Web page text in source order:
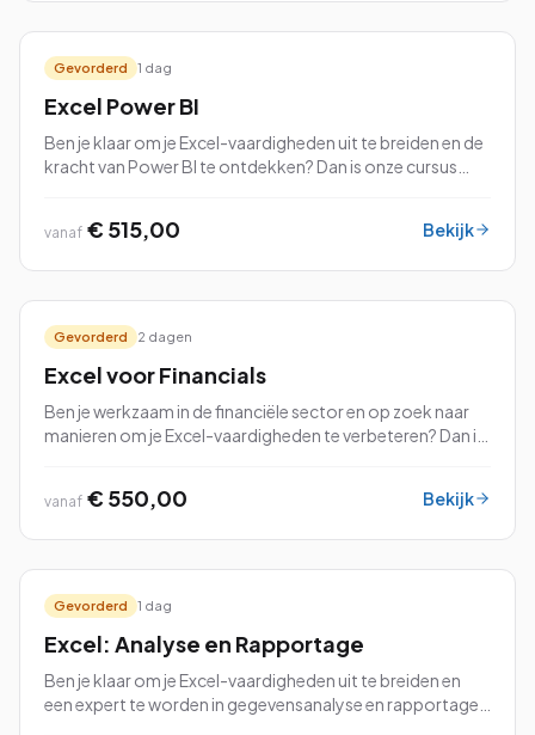
Gevorderd 1 dag
Excel Power BI
Ben je klaar om je Excel-vaardigheden uit te breiden en de
kracht van Power BI te ontdekken? Dan is onze cursus
vanaf € 515,00 Bekijk
Gevorderd 2 dagen
Excel voor Financials
Ben je werkzaam in de financiële sector en op zoek naar
manieren om je Excel-vaardigheden te verbeteren? Dan is
vanaf € 550,00 Bekijk
Gevorderd 1 dag
Excel: Analyse en Rapportage
Ben je klaar om je Excel-vaardigheden uit te breiden en
een expert te worden in gegevensanalyse en rapportage?